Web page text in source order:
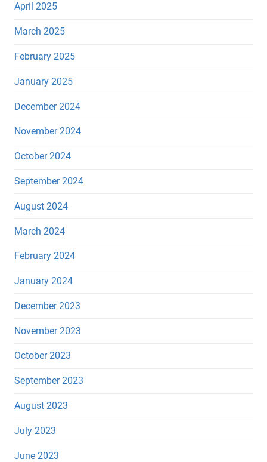
April 2025
March 2025
February 2025
January 2025
December 2024
November 2024
October 2024
September 2024
August 2024
March 2024
February 2024
January 2024
December 2023
November 2023
October 2023
September 2023
August 2023
July 2023
June 2023